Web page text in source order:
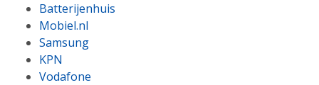
Batterijenhuis
Mobiel.nl
Samsung
KPN
Vodafone